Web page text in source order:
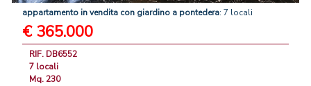
appartamento invendita con giardino a pontedera: 7 locali
€ 365.000
RIF. DB6552
7 locali
Mq. 230